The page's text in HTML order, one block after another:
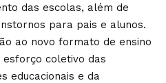
das escolas, além de
para pais e alunos.
ao novo formato de ensino
esforço coletivo das
educacionais e da